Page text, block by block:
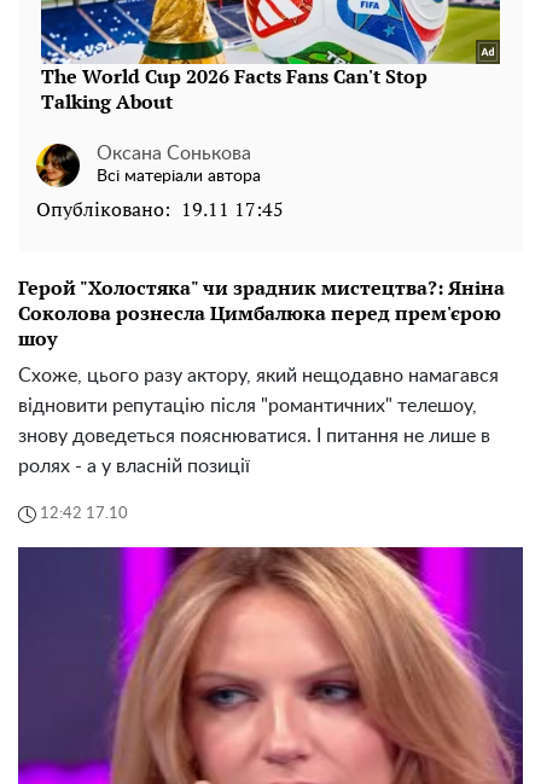
Оксана Сонькова
Всі матеріали автора
Опубліковано: 19.11 17:45
Герой "Холостяка" чи зрадник мистецтва?: Яніна
Соколова рознесла Цимбалюка перед прем'єрою
шоу
Схоже, цього разу актору, який нещодавно намагався
відновити репутацію після "романтичних" телешоу,
знову доведеться пояснюватися. І питання не лише в
ролях - а у власній позиції
12:42 17.10